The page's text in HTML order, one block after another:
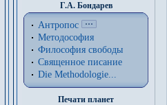
Г.А. Бондарев
Антропос
Методософия
Философия cвободы
Священное писание
Die Methodologie...
Печати планет